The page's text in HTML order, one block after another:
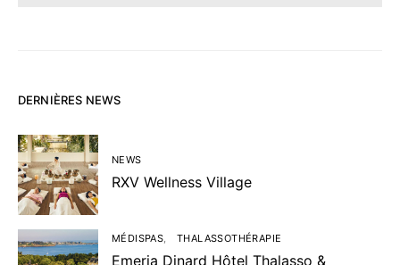
DERNIÈRES NEWS
NEWS
RXV Wellness Village
MÉDISPAS THALASSOTHÉRAPIE
Emeria Dinard Hôtel Thalasso &